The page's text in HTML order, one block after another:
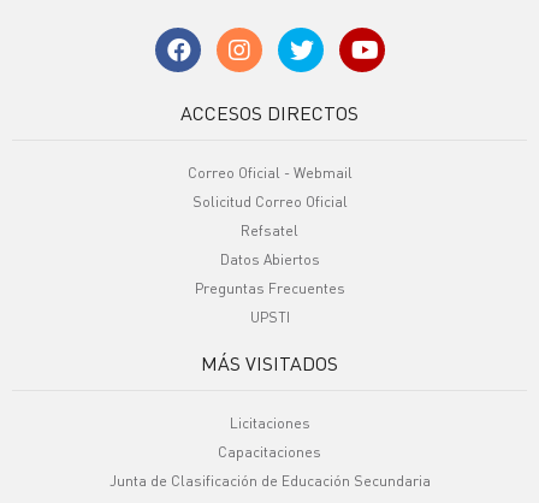
ACCESOS DIRECTOS
Correo Oficial - Webmail
Solicitud Correo Oficial
Refsatel
Datos Abiertos
Preguntas Frecuentes
UPSTI
MÁS VISITADOS
Licitaciones
Capacitaciones
Junta de Clasificación de Educación Secundaria